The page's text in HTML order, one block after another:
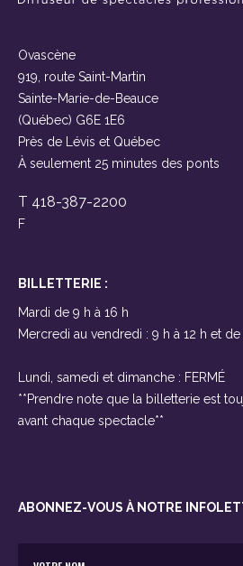
Ovascène
919, route Saint-Martin
Sainte-Marie-de-Beauce
(Québec) G6E 1E6
Près de Lévis et Québec
À seulement 25 minutes des ponts
T 418-387-2200
F
BILLETTERIE :
Mardi de 9 h à 16 h
Mercredi au vendredi : 9 h à 12 h et de
Lundi, samedi et dimanche : FERMÉ
**Prendre note que la billetterie est
avant chaque spectacle**
ABONNEZ-VOUS À NOTRE